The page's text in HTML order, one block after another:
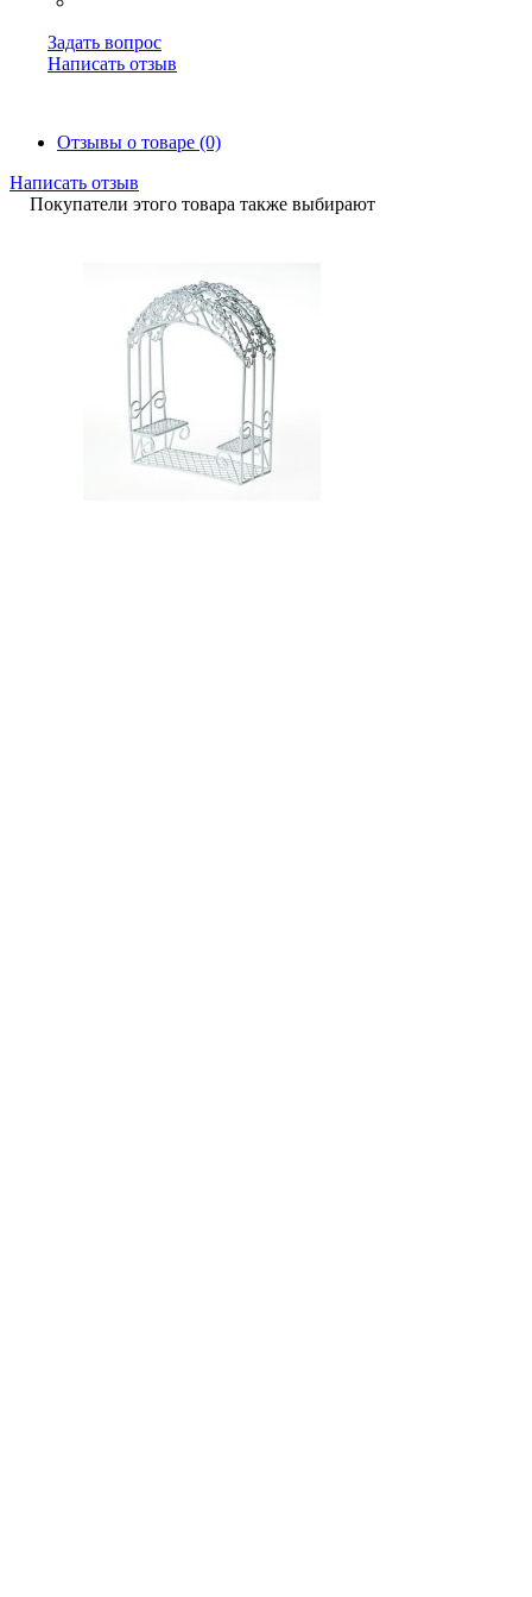
Задать вопрос
Написать отзыв
Отзывы о товаре (0)
Написать отзыв
Покупатели этого товара также выбирают